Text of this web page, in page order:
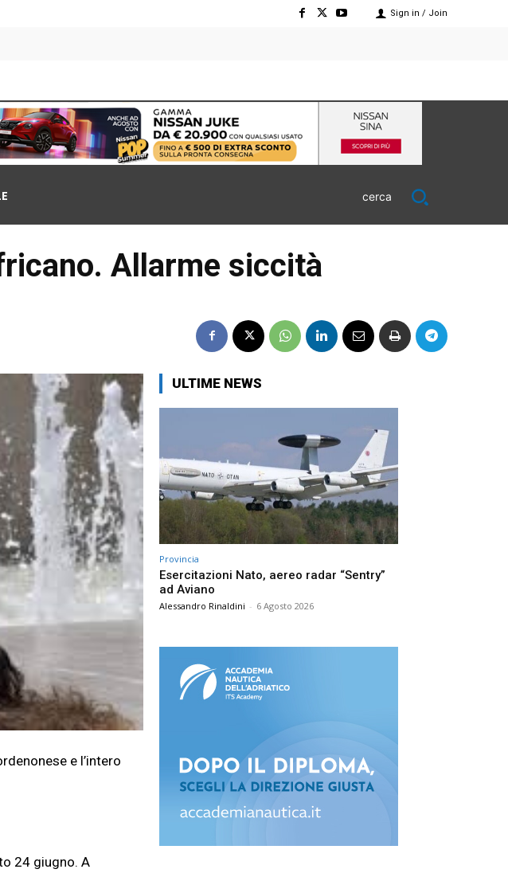
Sign in / Join
cerca
Allarme siccità
e l’intero
24 giugno. A
ULTIME NEWS
Provincia
Esercitazioni Nato, aereo radar “Sentry”
ad Aviano
Alessandro Rinaldini - 6 Agosto 2026